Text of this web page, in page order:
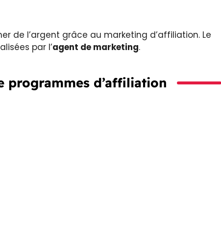
de l’argent grâce au marketing d’affiliation. Le
par l’agent de marketing.
programmes d’affiliation